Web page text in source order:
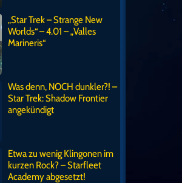
„Star Trek – Strange New
Worlds“ – 4.01 – „Valles
Marineris“
Was denn, NOCH dunkler?! –
Star Trek: Shadow Frontier
angekündigt
Etwa zu wenig Klingonen im
kurzen Rock? – Starfleet
Academy abgesetzt!